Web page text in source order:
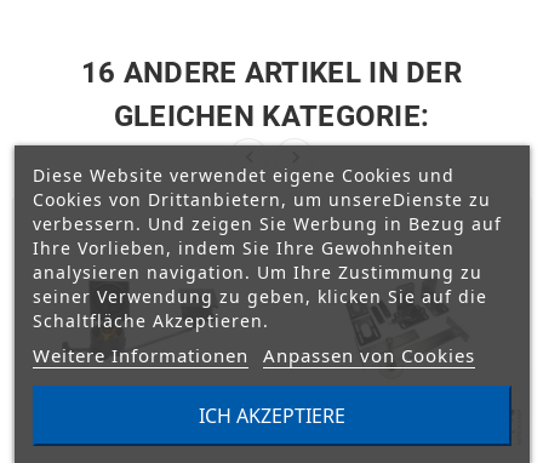
16 ANDERE ARTIKEL IN DER
GLEICHEN KATEGORIE:
Diese Website verwendet eigene Cookies und
Cookies von Drittanbietern, um unsereDienste zu
verbessern. Und zeigen Sie Werbung in Bezug auf
Ihre Vorlieben, indem Sie Ihre Gewohnheiten
analysieren navigation. Um Ihre Zustimmung zu
seiner Verwendung zu geben, klicken Sie auf die
Schaltfläche Akzeptieren.
Weitere Informationen Anpassen von Cookies
ICH AKZEPTIERE